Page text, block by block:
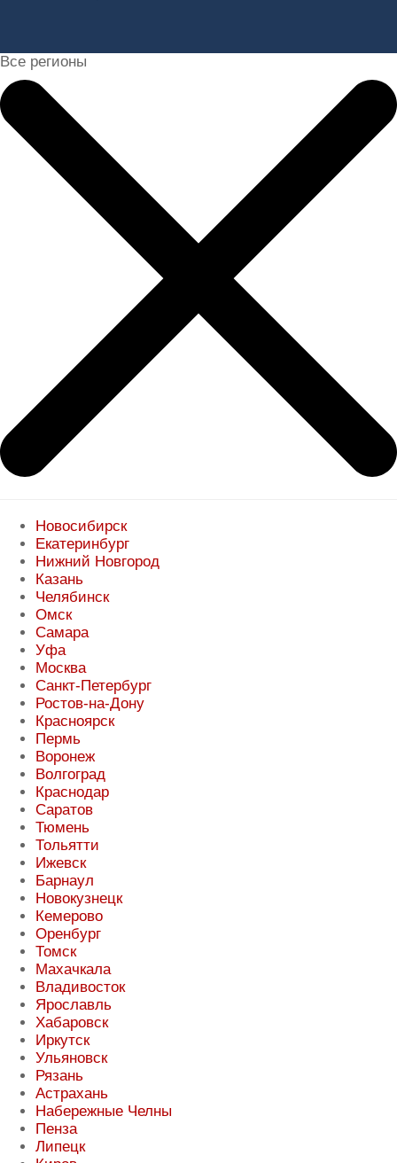
Все регионы
Новосибирск
Екатеринбург
Нижний Новгород
Казань
Челябинск
Омск
Самара
Уфа
Москва
Санкт-Петербург
Ростов-на-Дону
Красноярск
Пермь
Воронеж
Волгоград
Краснодар
Саратов
Тюмень
Тольятти
Ижевск
Барнаул
Новокузнецк
Кемерово
Оренбург
Томск
Махачкала
Владивосток
Ярославль
Хабаровск
Иркутск
Ульяновск
Рязань
Астрахань
Набережные Челны
Пенза
Липецк